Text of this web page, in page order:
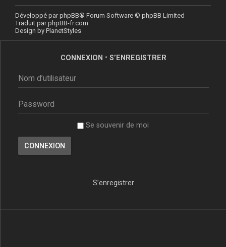
Développé parphpBB® Forum Software © phpBB Limited
Traduit parphpBB-fr.com
Design by PlanetStyles
CONNEXION • S’ENREGISTRER
Se souvenir de moi
S’enregistrer